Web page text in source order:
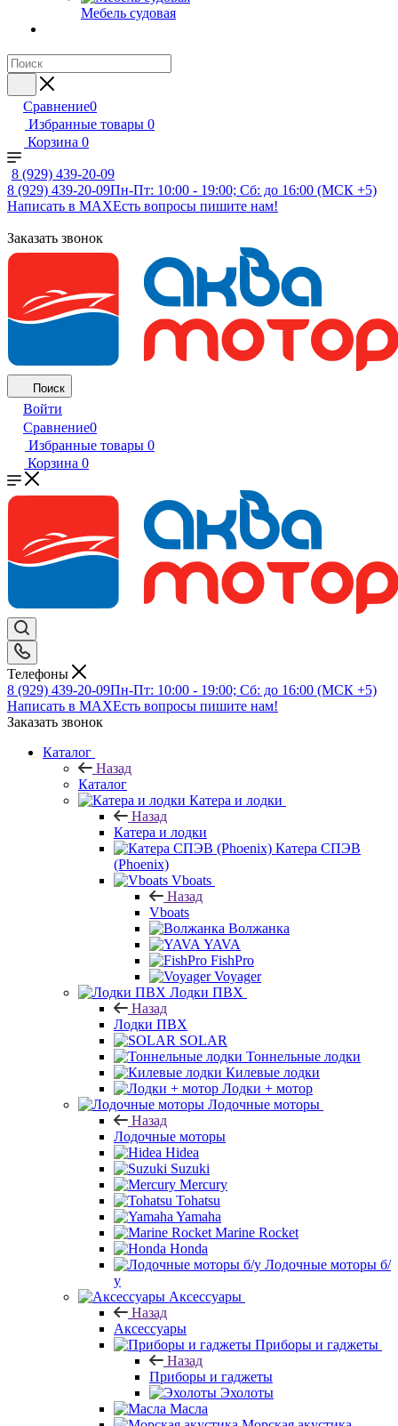
Мебель судовая
Сравнение0
Избранные товары 0
Корзина 0
8 (929) 439-20-09
8 (929) 439-20-09Пн-Пт: 10:00 - 19:00; Сб: до 16:00 (МСК +5)
Написать в MAXЕсть вопросы пишите нам!
Заказать звонок
Поиск
Войти
Сравнение0
Избранные товары 0
Корзина 0
Телефоны
8 (929) 439-20-09Пн-Пт: 10:00 - 19:00; Сб: до 16:00 (МСК +5)
Написать в MAXЕсть вопросы пишите нам!
Заказать звонок
Каталог
Назад
Каталог
Катера и лодки
Назад
Катера и лодки
Катера СПЭВ
(Phoenix)
Vboats
Назад
Vboats
Волжанка
YAVA
FishPro
Voyager
Лодки ПВХ
Назад
Лодки ПВХ
SOLAR
Тоннельные лодки
Килевые лодки
Лодки + мотор
Лодочные моторы
Назад
Лодочные моторы
Hidea
Suzuki
Mercury
Tohatsu
Yamaha
Marine Rocket
Honda
Лодочные моторы б/
у
Аксессуары
Назад
Аксессуары
Приборы и гаджеты
Назад
Приборы и гаджеты
Эхолоты
Масла